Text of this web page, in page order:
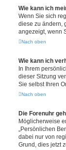
Wie kann ich
Wenn Sie sich
diese zu ändern,
angezeigt, wenn
Nach oben
Wie kann ich
In Ihrem
dieser Sitzung
Sie selbst Ihren
Nach oben
Die Forenuhr
Möglicherweise
„Persönlichen
dabei nur von
Grund, dies jetzt